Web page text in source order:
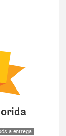
a entrega